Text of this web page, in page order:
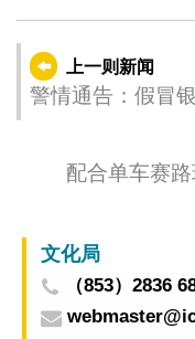
上一则新闻
警情通告：假冒
配合单车赛
文化局
（853）2836